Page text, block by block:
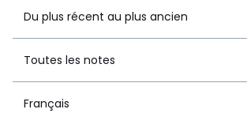
Du plus récent au plus ancien
Toutes les notes
Français